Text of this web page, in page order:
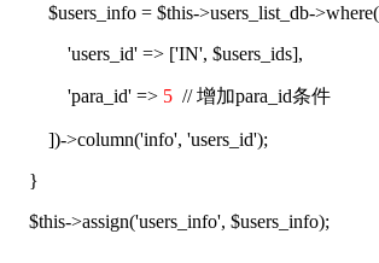
$users_info = $this->users_list_db-
'users_id' => ['IN', $users_ids],
'para_id' => 5 // 增加para_id条件
])->column('info', 'users_id');
}
$this->assign('users_info', $users_info);